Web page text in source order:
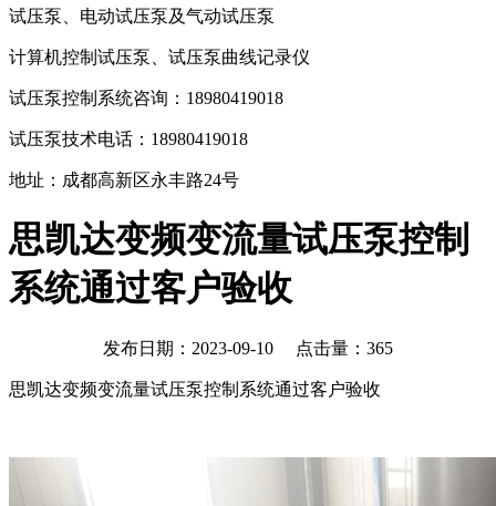
试压泵、电动试压泵及气动试压泵
计算机控制试压泵、试压泵曲线记录仪
试压泵控制系统咨询：18980419018
试压泵技术电话：18980419018
地址：成都高新区永丰路24号
思凯达变频变流量试压泵控制
系统通过客户验收
发布日期：2023-09-10 点击量： 365
思凯达变频变流量试压泵控制系统通过客户验收